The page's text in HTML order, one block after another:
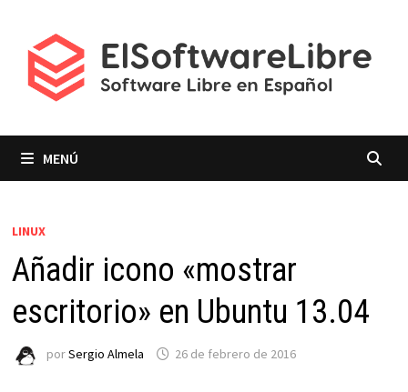
contenido
MENÚ
LINUX
Añadir icono «mostrar
escritorio» en Ubuntu 13.04
porSergio Almela 26 de febrero de 2016